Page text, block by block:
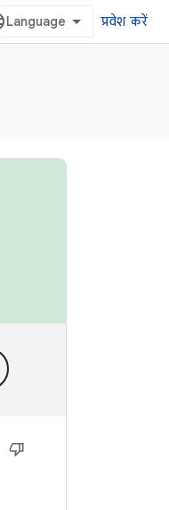
प्रवेश करें